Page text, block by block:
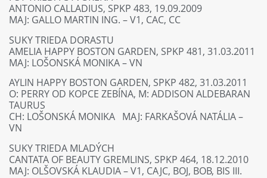
ANTONIO CALLADIUS, SPKP 483, 19.09.2009
MAJ: GALLO MARTIN ING. – V1, CAC, CC
SUKY TRIEDA DORASTU
AMELIA HAPPY BOSTON GARDEN, SPKP 481, 31.03.2011
MAJ: LOŠONSKÁ MONIKA – VN
AYLIN HAPPY BOSTON GARDEN, SPKP 482, 31.03.2011
O: PERRY OD KOPCE ZEBÍNA, M: ADDISON ALDEBARAN
TAURUS
CH: LOŠONSKÁ MONIKA MAJ: FARKAŠOVÁ NATÁLIA –
VN
SUKY TRIEDA MLADÝCH
CANTATA OF BEAUTY GREMLINS, SPKP 464, 18.12.2010
MAJ: OLŠOVSKÁ KLAUDIA – V1, CAJC, BOJ, BOB, BIS III.